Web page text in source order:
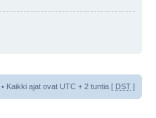
• Kaikki ajat ovat UTC + 2 tuntia [ DST ]